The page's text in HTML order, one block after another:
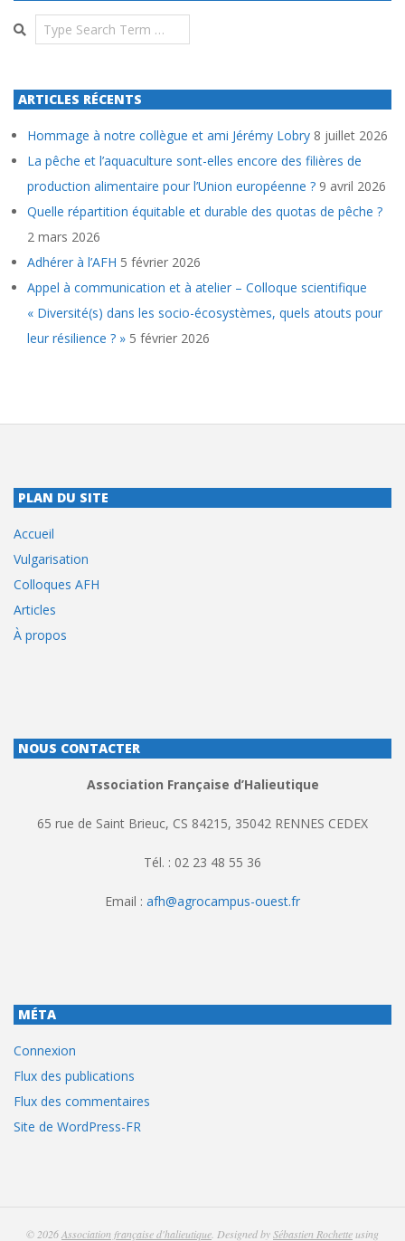
Search
ARTICLES RÉCENTS
Hommage à notre collègue et ami Jérémy Lobry 8 juillet 2026
La pêche et l’aquaculture sont-elles encore des filières de
production alimentaire pour l’Union européenne ? 9 avril 2026
Quelle répartition équitable et durable des quotas de pêche ?
2 mars 2026
Adhérer à l’AFH 5 février 2026
Appel à communication et à atelier – Colloque scientifique
« Diversité(s) dans les socio-écosystèmes, quels atouts pour
leur résilience ? » 5 février 2026
PLAN DU SITE
Accueil
Vulgarisation
Colloques AFH
Articles
À propos
NOUS CONTACTER
Association Française d’Halieutique
65 rue de Saint Brieuc, CS 84215, 35042 RENNES CEDEX
Tél. : 02 23 48 55 36
Email : afh@agrocampus-ouest.fr
MÉTA
Connexion
Flux des publications
Flux des commentaires
Site de WordPress-FR
© 2026Association française d'halieutique. Designed bySébastien Rochetteusing